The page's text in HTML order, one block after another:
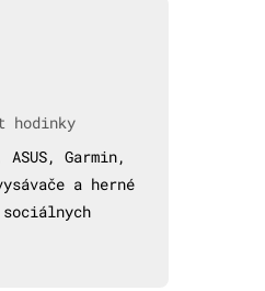
hodinky
Garmin,
a herné